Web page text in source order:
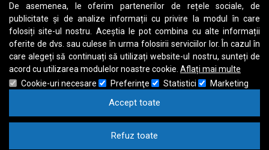
De asemenea, le oferim partenerilor de rețele sociale, de
publicitate și de analize informații cu privire la modul în care
folosiți site-ul nostru. Aceștia le pot combina cu alte informații
oferite de dvs. sau culese în urma folosirii serviciilor lor. În cazul în
care alegeți să continuați să utilizați website-ul nostru, sunteți de
acord cu utilizarea modulelor noastre cookie. Aflați mai multe
Cookie-uri necesare
Preferinţe Statistici Marketing
Accept toate
Refuz toate
Cerere stergere cont
ABCDEFGHIJKLMNOPQRSTUV WXYZ